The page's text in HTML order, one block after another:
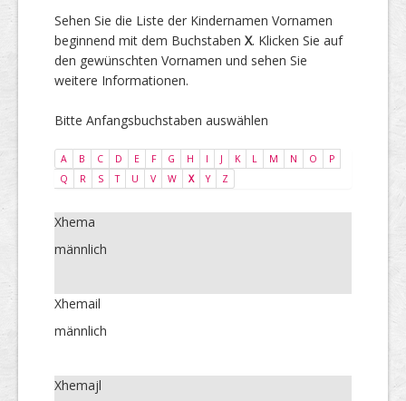
Sehen Sie die Liste der Kindernamen Vornamen
beginnend mit dem Buchstaben X. Klicken Sie auf
den gewünschten Vornamen und sehen Sie
weitere Informationen.
Bitte Anfangsbuchstaben auswählen
A B C D E F G H I J K L M N O
P
Q
R S T U V W X Y Z
Xhema
männlich
Xhemail
männlich
Xhemajl